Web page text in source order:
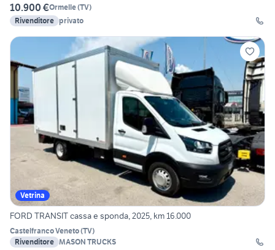
10.900 €Ormelle(TV)
Rivenditore privato
Vetrina
FORD TRANSIT cassa e sponda, 2025, km 16.000
Castelfranco Veneto(TV)
Rivenditore MASON TRUCKS